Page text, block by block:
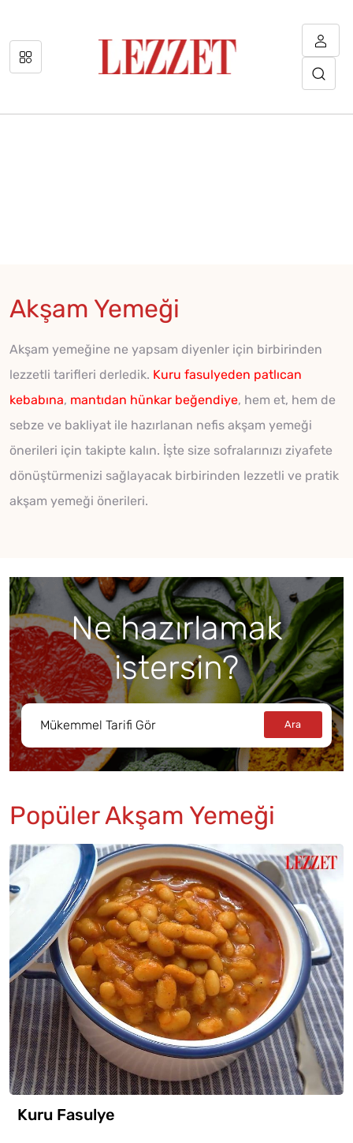
Akşam Yemeği
Akşam yemeğine ne yapsam diyenler için birbirinden
lezzetli tarifleri derledik. Kuru fasulyeden patlıcan
kebabına, mantıdan hünkar beğendiye, hem et, hem de
sebze ve bakliyat ile hazırlanan nefis akşam yemeği
önerileri için takipte kalın. İşte size sofralarınızı ziyafete
dönüştürmenizi sağlayacak birbirinden lezzetli ve pratik
akşam yemeği önerileri.
Ne hazırlamak
istersin?
Popüler Akşam Yemeği
Kuru Fasulye